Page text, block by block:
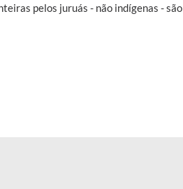
pelos juruás - não indígenas - são